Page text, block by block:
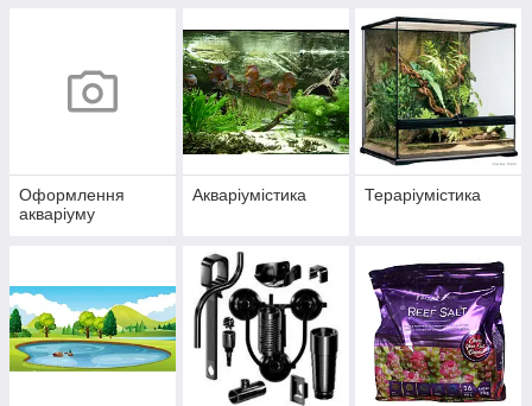
Оформлення
акваріуму
Акваріумістика Тераріумістика